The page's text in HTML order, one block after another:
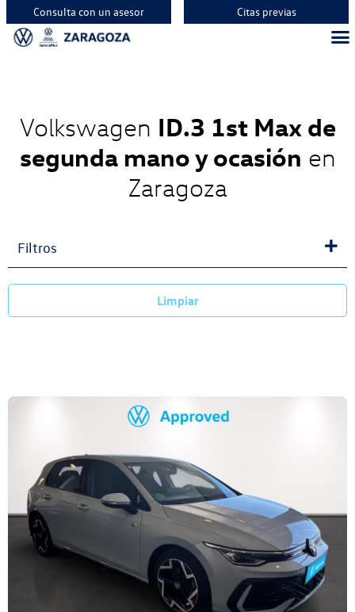
Consulta con un asesor Citas previas
Volkswagen ID.3 1st Max de
segunda mano y ocasión en
Zaragoza
Filtros
Limpiar